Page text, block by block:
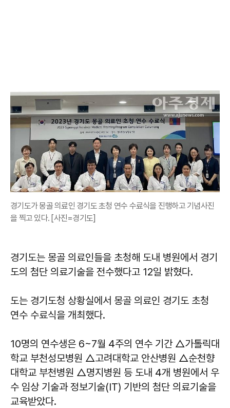
경기도가 몽골 의료인 경기도 초청 연수 수료식을 진행하고 기념사진
을 찍고 있다. [사진=경기도]
경기도는 몽골 의료인들을 초청해 도내 병원에서 경기
도의 첨단 의료기술을 전수했다고 12일 밝혔다.
도는 경기도청 상황실에서 몽골 의료인 경기도 초청
연수 수료식을 개최했다.
10명의 연수생은 6~7월 4주의 연수 기간 △가톨릭대
학교 부천성모병원 △고려대학교 안산병원 △순천향
대학교 부천병원 △명지병원 등 도내 4개 병원에서 우
수 임상 기술과 정보기술(IT) 기반의 첨단 의료기술을
교육받았다.